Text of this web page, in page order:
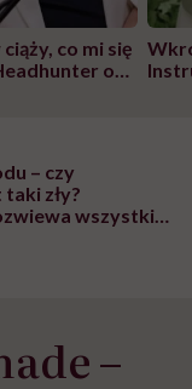
co mi się
o
– czy
zły?
wszystkie
–